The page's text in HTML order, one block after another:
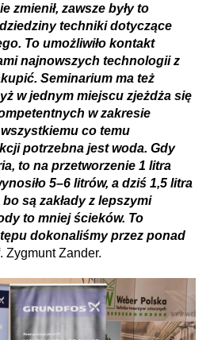
zmienił, zawsze były to
techniki dotyczące
To umożliwiło kontakt
najnowszych technologii z
Seminarium ma też
w jednym miejscu zjeżdża się
w zakresie
co temu
potrzebna jest woda. Gdy
to na przetworzenie 1 litra
5–6 litrów, a dziś 1,5 litra
są zakłady z lepszymi
to mniej ścieków. To
dokonaliśmy przez ponad
Zygmunt Zander.